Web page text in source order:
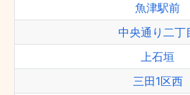
魚津駅前
中央通り二丁
上石垣
三田1区西